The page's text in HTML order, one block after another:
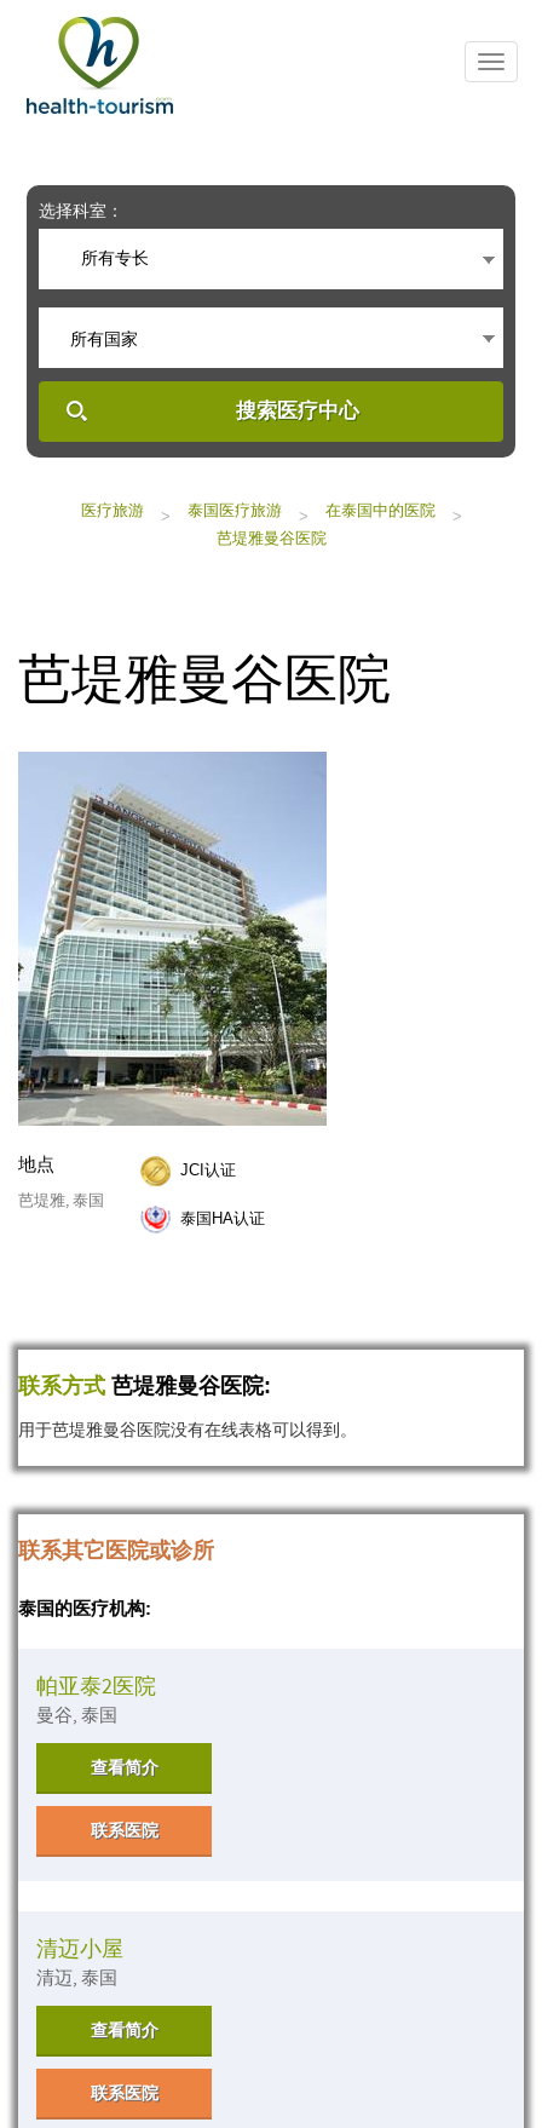
includes
system.
选择科室：
所有专长
所有国家
搜索医疗中心
医疗旅游 > 泰国医疗旅游 > 在泰国中的医院
>
芭堤雅曼谷医院
芭堤雅曼谷医院
地点
芭堤雅, 泰国
JCI认证
泰国HA认证
联系方式 芭堤雅曼谷医院:
用于芭堤雅曼谷医院没有在线表格可以得到。
联系其它医院或诊所
泰国的医疗机构:
帕亚泰2医院
曼谷, 泰国
查看简介
联系医院
清迈小屋
清迈, 泰国
查看简介
联系医院